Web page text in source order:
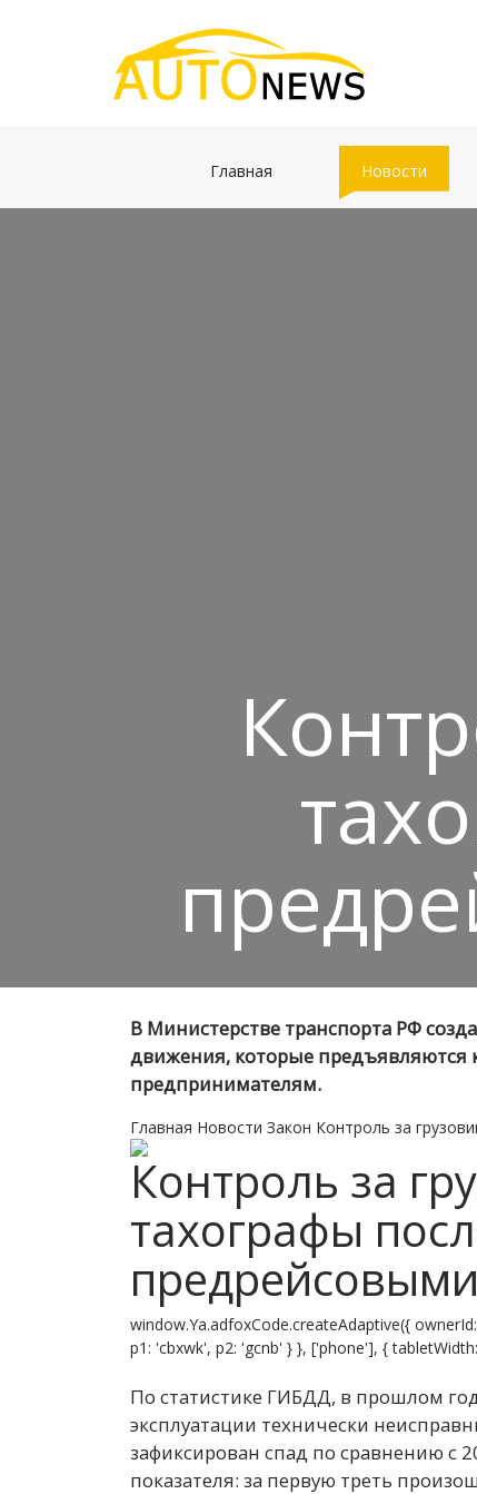
Главная Новости
В Министерстве транспорта РФ
движения, которые
предпринимателям.
Главная Новости Закон Контроль за
Контроль за
тахографы
window.Ya.adfoxCode.createAdaptive({
p1: 'cbxwk', p2: 'gcnb' } }, ['phone'], {
По статистике ГИБДД, в прошлом
эксплуатации технически
зафиксирован спад по сравнению с
показателя: за первую треть